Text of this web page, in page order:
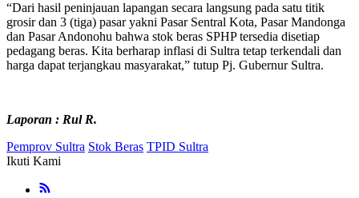
“Dari hasil peninjauan lapangan secara langsung pada satu titik
grosir dan 3 (tiga) pasar yakni Pasar Sentral Kota, Pasar Mandonga
dan Pasar Andonohu bahwa stok beras SPHP tersedia disetiap
pedagang beras. Kita berharap inflasi di Sultra tetap terkendali dan
harga dapat terjangkau masyarakat,” tutup Pj. Gubernur Sultra.
Laporan : Rul R.
Pemprov Sultra Stok Beras TPID Sultra
Ikuti Kami